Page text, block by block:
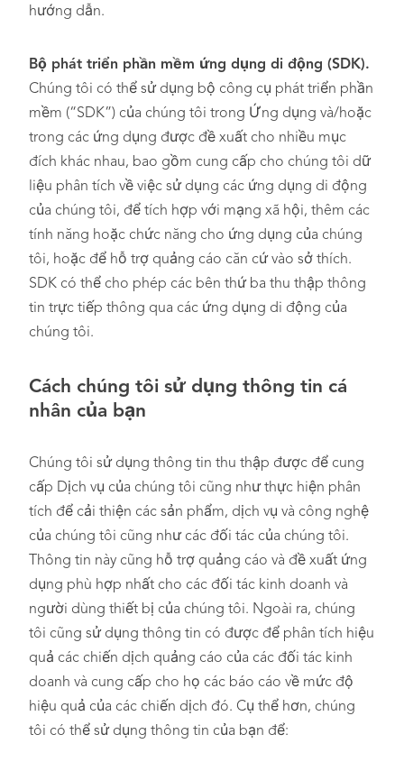
hướng dẫn.
Bộ phát triển phần mềm ứng dụng di động (SDK).
Chúng tôi có thể sử dụng bộ công cụ phát triển phần
mềm (“SDK”) của chúng tôi trong Ứng dụng và/hoặc
trong các ứng dụng được đề xuất cho nhiều mục
đích khác nhau, bao gồm cung cấp cho chúng tôi dữ
liệu phân tích về việc sử dụng các ứng dụng di động
của chúng tôi, để tích hợp với mạng xã hội, thêm các
tính năng hoặc chức năng cho ứng dụng của chúng
tôi, hoặc để hỗ trợ quảng cáo căn cứ vào sở thích.
SDK có thể cho phép các bên thứ ba thu thập thông
tin trực tiếp thông qua các ứng dụng di động của
chúng tôi.
Cách chúng tôi sử dụng thông tin cá
nhân của bạn
Chúng tôi sử dụng thông tin thu thập được để cung
cấp Dịch vụ của chúng tôi cũng như thực hiện phân
tích để cải thiện các sản phẩm, dịch vụ và công nghệ
của chúng tôi cũng như các đối tác của chúng tôi.
Thông tin này cũng hỗ trợ quảng cáo và đề xuất ứng
dụng phù hợp nhất cho các đối tác kinh doanh và
người dùng thiết bị của chúng tôi. Ngoài ra, chúng
tôi cũng sử dụng thông tin có được để phân tích hiệu
quả các chiến dịch quảng cáo của các đối tác kinh
doanh và cung cấp cho họ các báo cáo về mức độ
hiệu quả của các chiến dịch đó. Cụ thể hơn, chúng
tôi có thể sử dụng thông tin của bạn để: